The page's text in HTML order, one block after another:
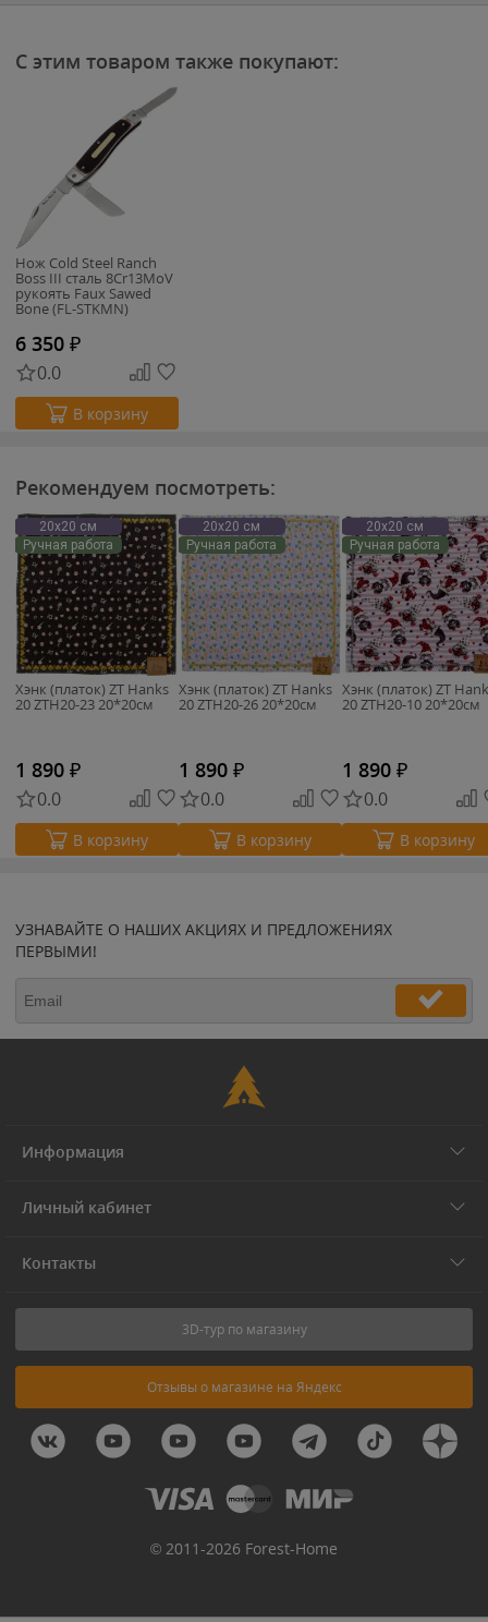
С этим товаром также покупают:
Нож Cold Steel Ranch
Boss III сталь 8Cr13MoV
рукоять Faux Sawed
Bone (FL-STKMN)
6 350 ₽
0.0
В корзину
Рекомендуем посмотреть:
20х20 см
Ручная работа
Хэнк (платок) ZT Hanks
20 ZTH20-23 20*20см
1 890 ₽
0.0
В корзину
20х20 см
Ручная работа
Хэнк (платок) ZT Hanks
20 ZTH20-26 20*20см
1 890 ₽
0.0
В корзину
20х20 см
Ручная работа
Хэнк (платок) ZT
20 ZTH20-10 20*20см
1 890 ₽
0.0
В корзину
УЗНАВАЙТЕ О НАШИХ АКЦИЯХ И ПРЕДЛОЖЕНИЯХ
ПЕРВЫМИ!
Информация
Личный кабинет
Контакты
3D-тур по магазину
Отзывы о магазине на Яндекс
© 2011-2026 Forest-Home